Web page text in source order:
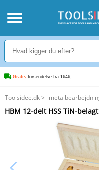
Gratis forsendelse fra 1646,-
Toolsidee.dk>
HBM 12-delt HSS TiN-belagt
HBM 12-delt HSS TiN-